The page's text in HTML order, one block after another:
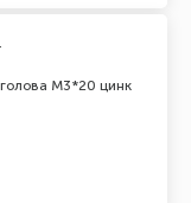
М3*20 цинк